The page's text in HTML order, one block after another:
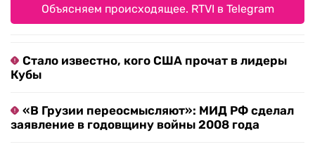
Объясняем происходящее. RTVI в Telegram
Стало известно, кого США прочат в лидеры
Кубы
«В Грузии переосмысляют»: МИД РФ сделал
заявление в годовщину войны 2008 года